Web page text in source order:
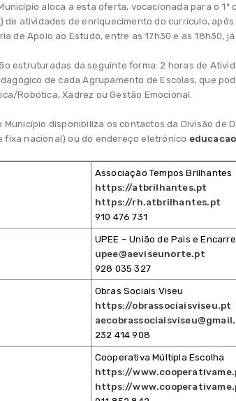
aloca a esta oferta, vocacionada para o
de atividades de enriquecimento do currículo,
de Apoio ao Estudo, entre as 17h30 e as 18h30,
estruturadas da seguinte forma: 2 horas de
de cada Agrupamento de Escolas, que
Robótica, Xadrez ou Gestão Emocional.
disponibiliza os contactos da Divisão de
fixa nacional) ou do endereço eletrónico
Associação Tempos Brilhantes
https://atbrilhantes.pt
https://rh.atbrilhantes.pt
910 476 731
UPEE – União de Pais e
upee@aeviseunorte.pt
928 035 327
Obras Sociais Viseu
https://obrassociaisviseu.pt
232 414 908
Cooperativa Múltipla Escolha
https://
https://